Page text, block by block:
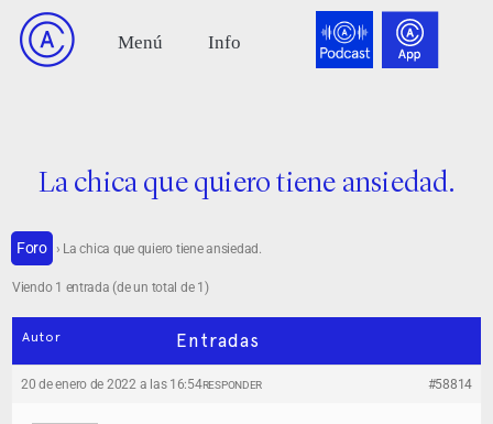
La chica que quiero tiene ansiedad.
Foro › La chica que quiero tiene ansiedad.
Viendo 1 entrada (de un total de 1)
Autor Entradas
20 de enero de 2022 a las 16:54 #58814
RESPONDER